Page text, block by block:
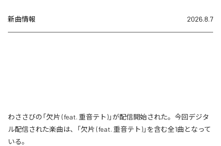
新曲情報 2026.8.7
わささびの「欠片 (feat. 重音テト)」が配信開始された。今回デジタ
ル配信された楽曲は、「欠片 (feat. 重音テト)」を含む全1曲となって
いる。